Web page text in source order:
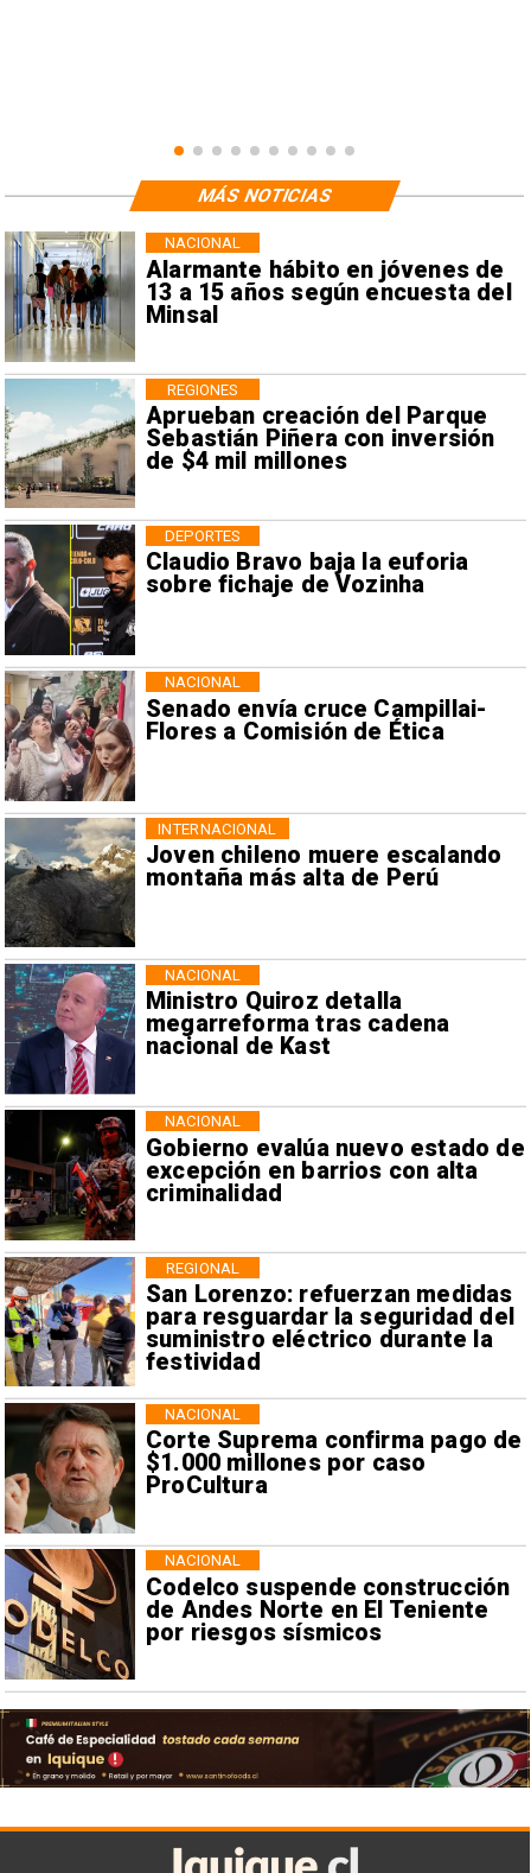
Alarmante hábito en jóvenes de
13 a 15 años según encuesta del
Minsal
NACIONAL
Aprueban creación del Parque
Sebastián Piñera con inversión
de $4 mil millones
REGIONES
Claudio Bravo baja la euforia
sobre fichaje de Vozinha
DEPORTES
Senado envía cruce Campillai-
Flores a Comisión de Ética
NACIONAL
Joven chileno muere escalando
montaña más alta de Perú
INTERNACIONAL
Ministro Quiroz detalla
megarreforma tras cadena
nacional de Kast
NACIONAL
Gobierno evalúa nuevo estado de
excepción en barrios con alta
criminalidad
NACIONAL
San Lorenzo: refuerzan medidas
para resguardar la seguridad del
suministro eléctrico durante la
festividad
REGIONAL
Corte Suprema confirma pago de
$1.000 millones por caso
ProCultura
NACIONAL
Codelco suspende construcción
de Andes Norte en El Teniente
por riesgos sísmicos
NACIONAL
MÁS NOTICIAS